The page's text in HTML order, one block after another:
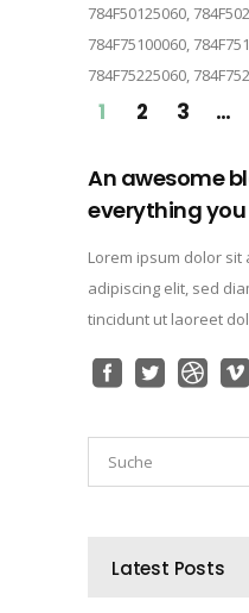
784F50125060,
784F75100060,
784F75225060,
1 2 3 …
An awesome
everything you
Lorem ipsum dolor
adipiscing elit, sed
tincidunt ut laoreet
Latest Posts